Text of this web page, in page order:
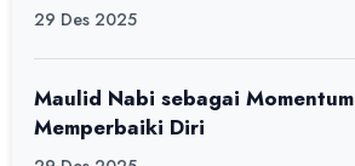
29 Des 2025
Maulid Nabi sebagai Momentum
Memperbaiki Diri